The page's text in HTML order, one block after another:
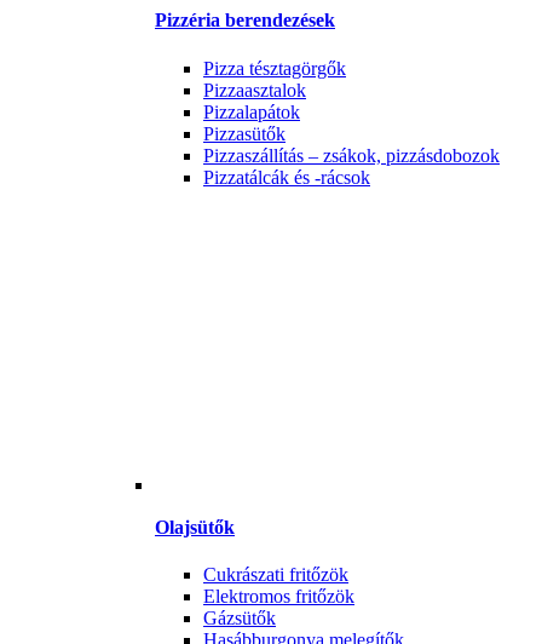
Pizzéria berendezések
Pizza tésztagörgők
Pizzaasztalok
Pizzalapátok
Pizzasütők
Pizzaszállítás – zsákok, pizzásdobozok
Pizzatálcák és -rácsok
Olajsütők
Cukrászati fritőzök
Elektromos fritőzök
Gázsütők